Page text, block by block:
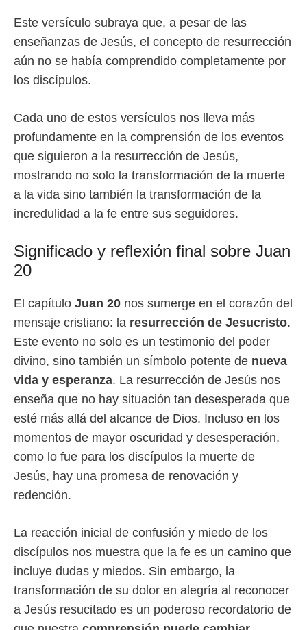
Este versículo subraya que, a pesar de las
enseñanzas de Jesús, el concepto de resurrección
aún no se había comprendido completamente por
los discípulos.
Cada uno de estos versículos nos lleva más
profundamente en la comprensión de los eventos
que siguieron a la resurrección de Jesús,
mostrando no solo la transformación de la muerte
a la vida sino también la transformación de la
incredulidad a la fe entre sus seguidores.
Significado y reflexión final sobre Juan
20
El capítulo Juan 20 nos sumerge en el corazón del
mensaje cristiano: la resurrección de Jesucristo.
Este evento no solo es un testimonio del poder
divino, sino también un símbolo potente de nueva
vida y esperanza. La resurrección de Jesús nos
enseña que no hay situación tan desesperada que
esté más allá del alcance de Dios. Incluso en los
momentos de mayor oscuridad y desesperación,
como lo fue para los discípulos la muerte de
Jesús, hay una promesa de renovación y
redención.
La reacción inicial de confusión y miedo de los
discípulos nos muestra que la fe es un camino que
incluye dudas y miedos. Sin embargo, la
transformación de su dolor en alegría al reconocer
a Jesús resucitado es un poderoso recordatorio de